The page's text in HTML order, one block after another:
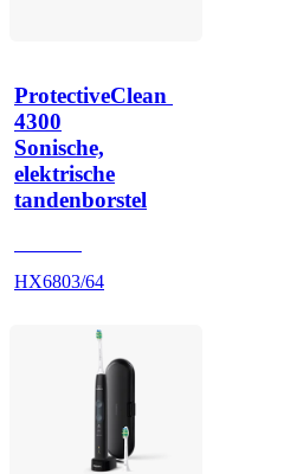
ProtectiveClean
4300
Sonische,
elektrische
tandenborstel
HX6803/64